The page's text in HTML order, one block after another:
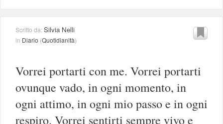
Scritto da:Silvia Nelli
in Diario (Quotidianità)
Vorrei portarti con me. Vorrei portarti
ovunque vado, in ogni momento, in
ogni attimo, in ogni mio passo e in ogni
respiro. Vorrei sentirti sempre vivo e